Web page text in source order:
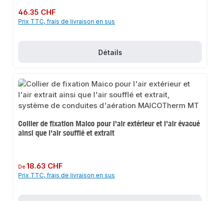
Prix régulier :
46.35 CHF
Prix TTC, frais de livraison en sus
Détails
Collier de fixation Maico pour l'air extérieur et l'air évacué
ainsi que l'air soufflé et extrait
Prix régulier :
De18.63 CHF
Prix TTC, frais de livraison en sus